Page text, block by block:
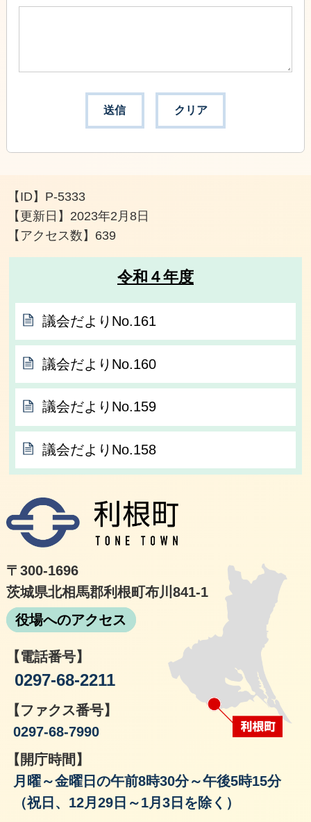
【ID】 P-5333
【更新日】 2023年2月8日
【アクセス数】 639
令和４年度
議会だよりNo.161
議会だよりNo.160
議会だよりNo.159
議会だよりNo.158
〒300-1696
茨城県北相馬郡利根町布川841-1
役場へのアクセス
【電話番号】
0297-68-2211
【ファクス番号】
0297-68-7990
【開庁時間】
月曜～金曜日の午前8時30分～午後5時15分
（祝日、12月29日～1月3日を除く）